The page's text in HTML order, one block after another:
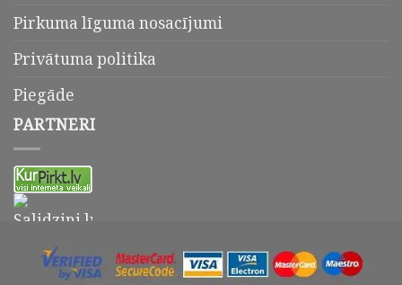
Pirkuma līguma nosacījumi
Privātuma politika
Piegāde
PARTNERI